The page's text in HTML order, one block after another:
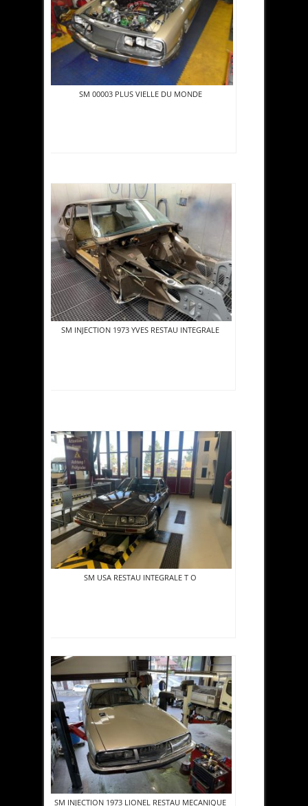
SM 00003 PLUS VIELLE DU MONDE
SM INJECTION 1973 YVES RESTAU INTEGRALE
SM USA RESTAU INTEGRALE T O
SM INJECTION 1973 LIONEL RESTAU MECANIQUE